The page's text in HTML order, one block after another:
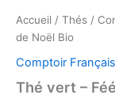
Accueil / Thés /
de Noël Bio
Comptoir
Thé vert –